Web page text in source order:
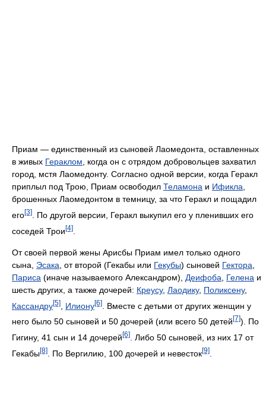
Приам — единственный из сыновей Лаомедонта, оставленных
в живых Гераклом, когда он с отрядом добровольцев захватил
город, мстя Лаомедонту. Согласно одной версии, когда Геракл
приплыл под Трою, Приам освободил Теламона и Ификла,
брошенных Лаомедонтом в темницу, за что Геракл и пощадил
его[3]
. По другой версии, Геракл выкупил его у пленивших его
соседей Трои[4]
От своей первой жены Арисбы Приам имел только одного
сына, Эсака , от второй (Гекабы или Гекубы) сыновей Гектора
Париса (иначе называемого Александром), Деифоба Гелена и
шесть других, а также дочерей: Креусу, Лаодику, Поликсену,
Кассандру[5] Илиону[6]
. Вместе с детьми от других женщин у
него было 50 сыновей и 50 дочерей (или всего 50 детей [7]). По
Гигину, 41 сын и 14 дочерей[6]
. Либо 50 сыновей, из них 17 от
Гекабы[8] . По Вергилию, 100 дочерей и невесток[9]